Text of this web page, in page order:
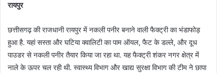
रायपुर
छत्तीसगढ़ की राजधानी रायपुर में नकली पनीर बनाने वाली फैक्ट्री का भंडाफोड़
हुआ है. यहां सस्ता और घटिया क्वालिटी का पाम ऑयल, फैट के डल्ले, और दूध
पाउडर से नकली पनीर तैयार किया जा रहा था. यह फैक्ट्री शंकर नगर क्षेत्र में
नाले के ऊपर चल रही थी. स्वास्थ्य विभाग और खाद्य सुरक्षा विभाग की टीम ने छापा